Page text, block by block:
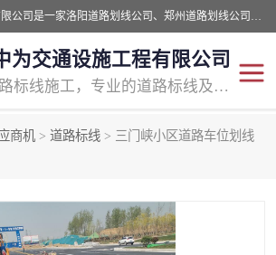
周口中为交通设施工程有限公司是一家洛阳道路划线公司、郑州道路划线公司、平顶山道路车位划线公司、开封车位划线公司、许昌道路车位划线公司、漯河道路车位划线公司，公司始终坚持“诚信、匠心、专注”的宗旨；我们的经营理念是：的服务。
为交通设施工程有限公司
专注道路标线施工，专业的道路标线及交通设施施工服务商!
商机 > 道路标线 > 三门峡小区道路车位划线
马路标线
道路划线